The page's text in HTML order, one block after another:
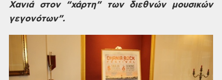
Χανιά στον “χάρτη” τωνδιεθνών μουσικών
γεγονότων”.